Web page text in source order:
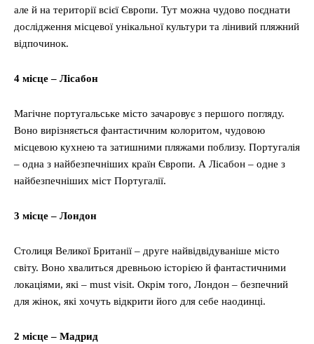
але й на території всієї Європи. Тут можна чудово поєднати
дослідження місцевої унікальної культури та лінивий пляжний
відпочинок.
4 місце – Лісабон
Магічне португальське місто зачаровує з першого погляду.
Воно вирізняється фантастичним колоритом, чудовою
місцевою кухнею та затишними пляжами поблизу. Португалія
– одна з найбезпечніших країн Європи. А Лісабон – одне з
найбезпечніших міст Португалії.
3 місце – Лондон
Столиця Великої Британії – друге найвідвідуваніше місто
світу. Воно хвалиться древньою історією й фантастичними
локаціями, які – must visit. Окрім того, Лондон – безпечний
для жінок, які хочуть відкрити його для себе наодинці.
2 місце – Мадрид